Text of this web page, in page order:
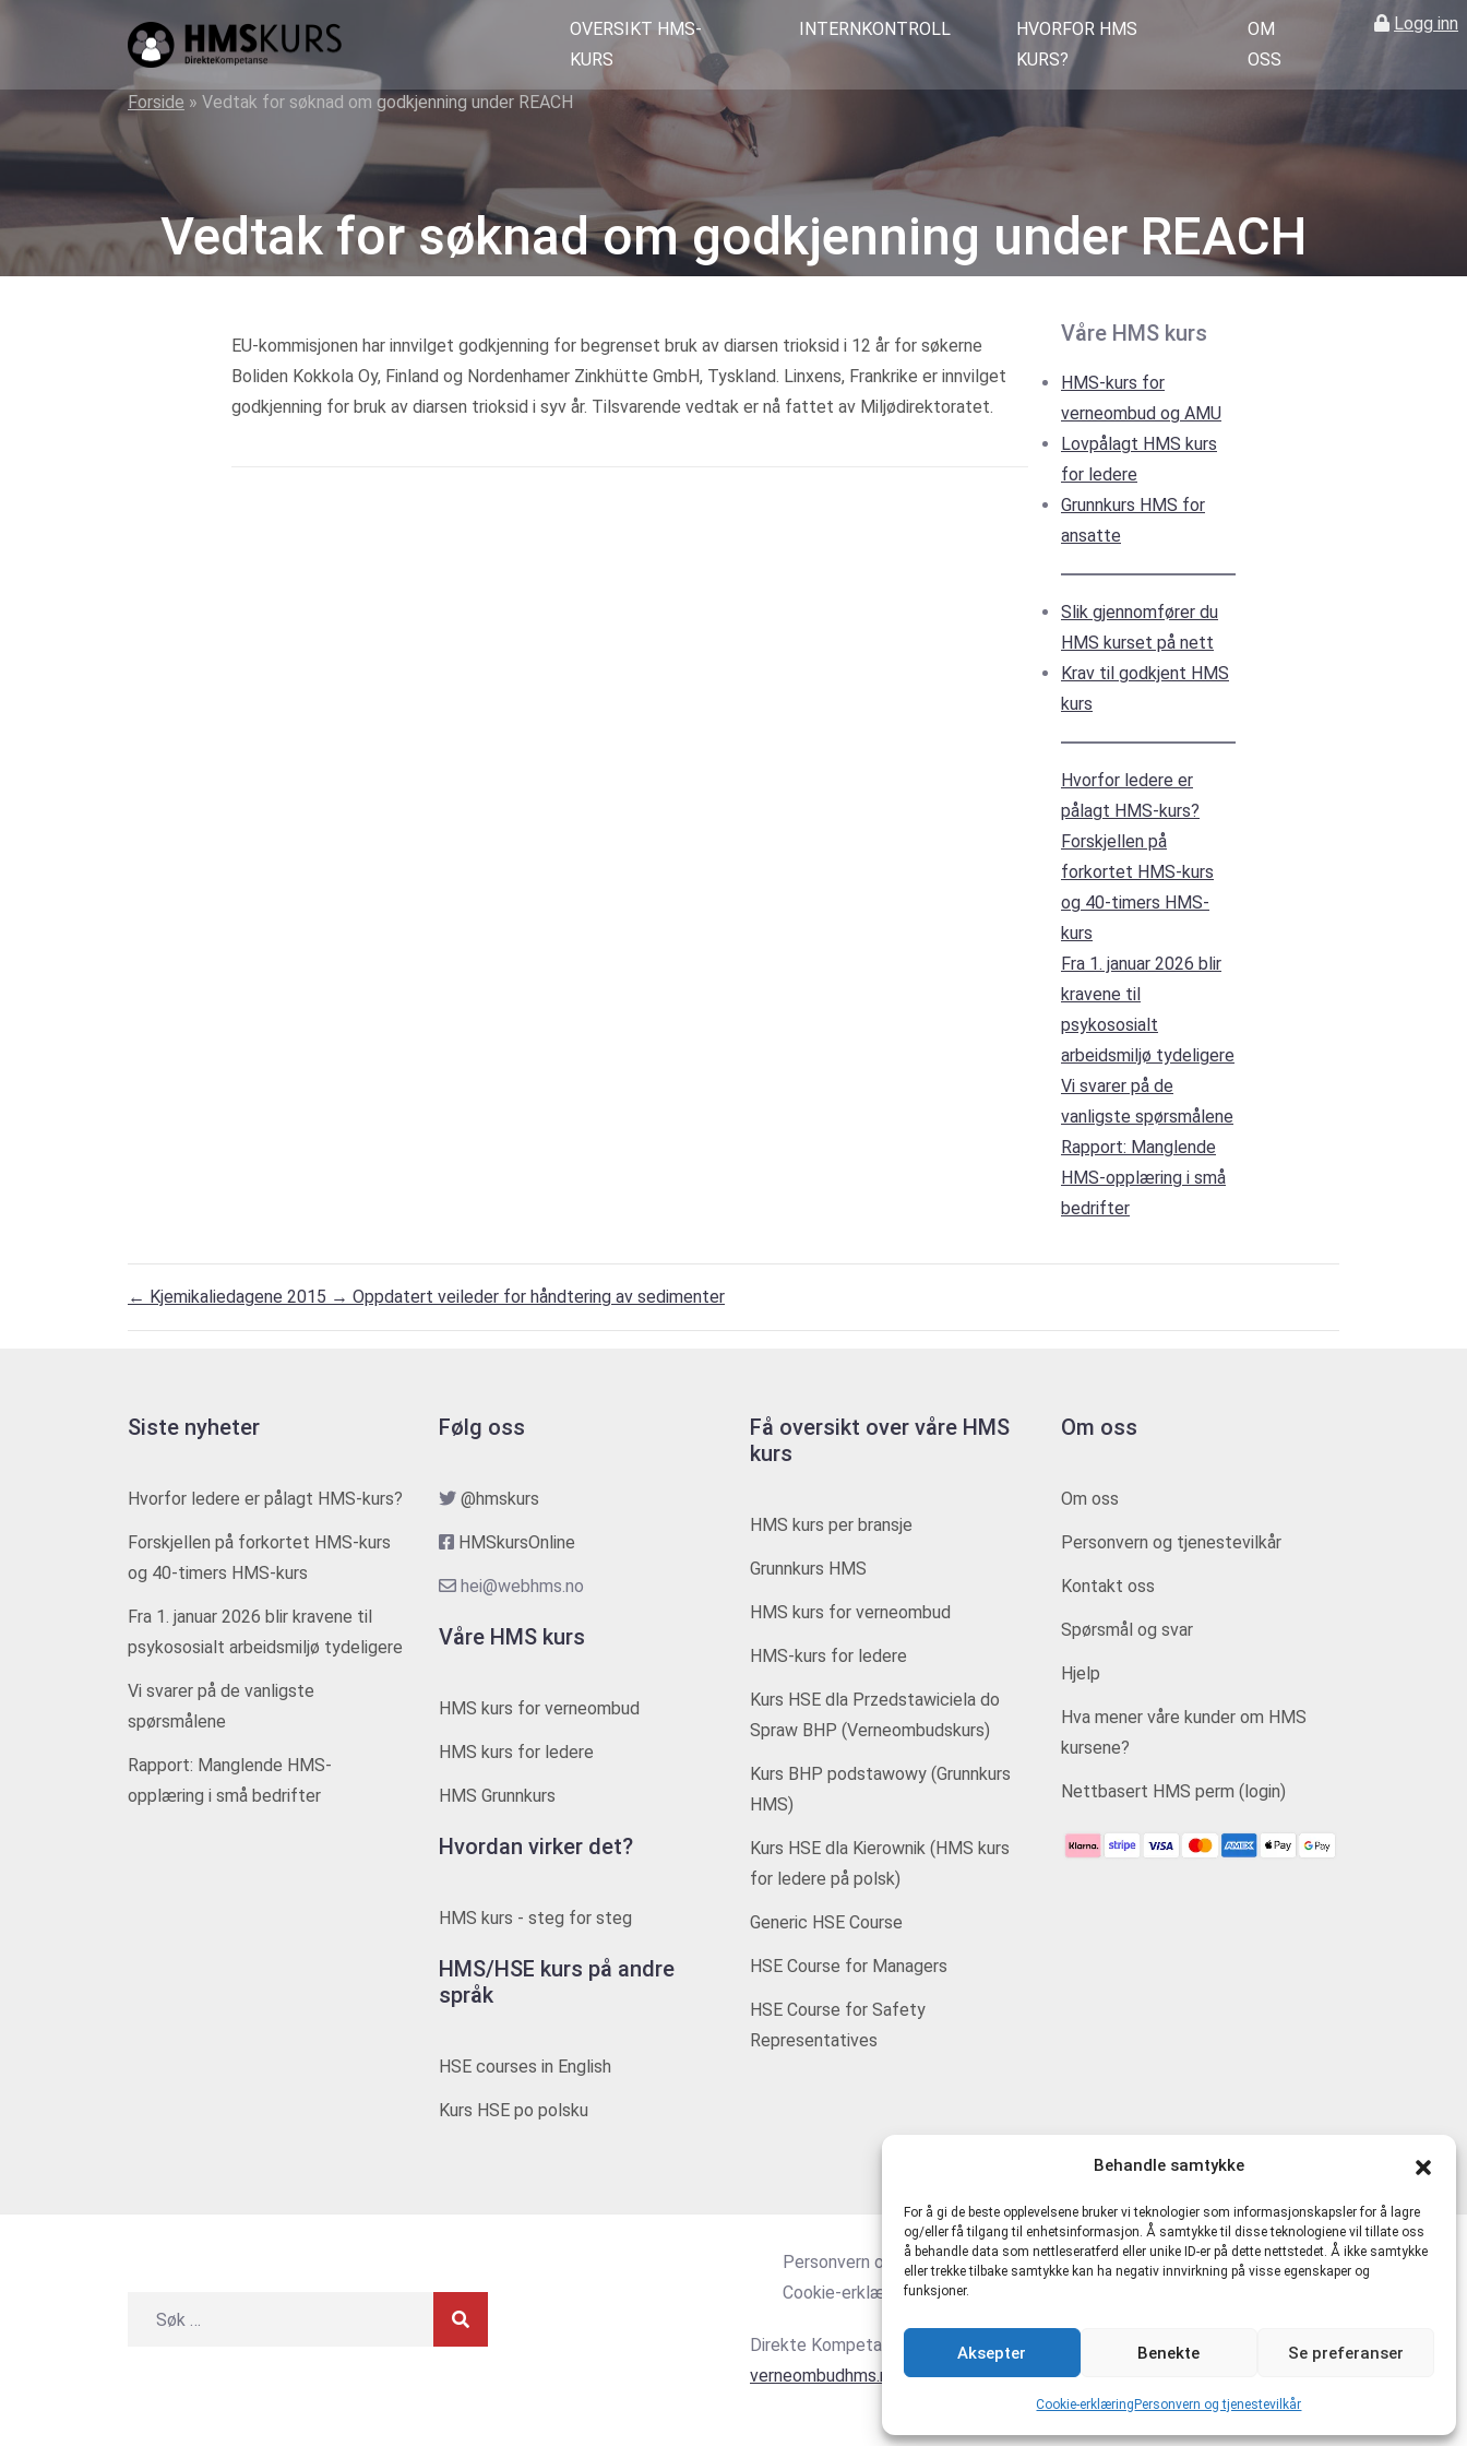
Behandle samtykke
For å gi de beste opplevelsene bruker vi teknologier som informasjonskapsler for å lagre
og/eller få tilgang til enhetsinformasjon. Å samtykke til disse teknologiene vil tillate oss
å behandle data som nettleseratferd eller unike ID-er på dette nettstedet. Å ikke samtykke
eller trekke tilbake samtykke kan ha negativ innvirkning på visse egenskaper og
funksjoner.
Aksepter Benekte Se preferanser
Cookie-erklæring Personvern og tjenestevilkår
Logg inn
kurs
på
for
ledere
og
verneombud
OVERSIKT HMS-
KURS
INTERNKONTROLL
HVORFOR HMS
KURS?
OM
OSS
Forside » Vedtak for søknad om godkjenning under REACH
Vedtak for søknad om godkjenning under REACH
EU-kommisjonen har innvilget godkjenning for begrenset bruk av diarsen trioksid i 12 år for søkerne
Boliden Kokkola Oy, Finland og Nordenhamer Zinkhütte GmbH, Tyskland. Linxens, Frankrike er innvilget
godkjenning for bruk av diarsen trioksid i syv år. Tilsvarende vedtak er nå fattet av Miljødirektoratet.
Våre HMS kurs
HMS-kurs for
verneombud og AMU
Lovpålagt HMS kurs
for ledere
Grunnkurs HMS for
ansatte
Slik gjennomfører du
HMS kurset på nett
Krav til godkjent HMS
kurs
Hvorfor ledere er
pålagt HMS-kurs?
Forskjellen på
forkortet HMS-kurs
og 40-timers HMS-
kurs
Fra 1. januar 2026 blir
kravene til
psykososialt
arbeidsmiljø tydeligere
Vi svarer på de
vanligste spørsmålene
Rapport: Manglende
HMS-opplæring i små
bedrifter
← Kjemikaliedagene 2015 → Oppdatert veileder for håndtering av sedimenter
Siste nyheter
Hvorfor ledere er pålagt HMS-kurs?
Forskjellen på forkortet HMS-kurs
og 40-timers HMS-kurs
Fra 1. januar 2026 blir kravene til
psykososialt arbeidsmiljø tydeligere
Vi svarer på de vanligste
spørsmålene
Rapport: Manglende HMS-
opplæring i små bedrifter
Følg oss
@hmskurs
HMSkursOnline
hei@webhms.no
Våre HMS kurs
HMS kurs for verneombud
HMS kurs for ledere
HMS Grunnkurs
Hvordan virker det?
HMS kurs - steg for steg
HMS/HSE kurs på andre
språk
HSE courses in English
Kurs HSE po polsku
Få oversikt over våre HMS
kurs
HMS kurs per bransje
Grunnkurs HMS
HMS kurs for verneombud
HMS-kurs for ledere
Kurs HSE dla Przedstawiciela do
Spraw BHP (Verneombudskurs)
Kurs BHP podstawowy (Grunnkurs
HMS)
Kurs HSE dla Kierownik (HMS kurs
for ledere på polsk)
Generic HSE Course
HSE Course for Managers
HSE Course for Safety
Representatives
Om oss
Om oss
Personvern og tjenestevilkår
Kontakt oss
Spørsmål og svar
Hjelp
Hva mener våre kunder om HMS
kursene?
Nettbasert HMS perm (login)
Personvern og tjenestevilkår
Cookie-erklæring (EU)
Direkte Kompetanse AS 916481721 MVA | hmskurs.net|hmskurs.no
verneombudhms.no
|hmsdirekte.no